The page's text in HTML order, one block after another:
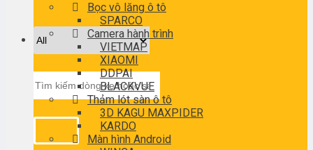
kiếm:
Bọc vô lăng ô tô
SPARCO
Camera hành trình
VIETMAP
XIAOMI
DDPAI
BLACKVUE
Thảm lót sàn ô tô
3D KAGU MAXPIDER
KARDO
Màn hình Android